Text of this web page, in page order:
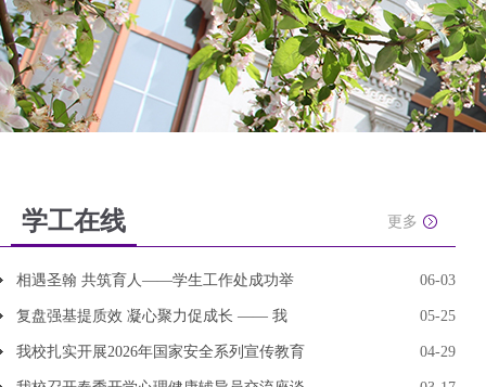
学工在线 更多
相遇圣翰 共筑育人——学生工作处成功举 06-03
复盘强基提质效 凝心聚力促成长 —— 我 05-25
我校扎实开展2026年国家安全系列宣传教育 04-29